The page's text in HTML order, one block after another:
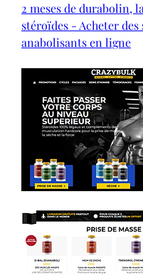
2 meses de durabolin,
stéroïdes - Acheter des
anabolisants en ligne